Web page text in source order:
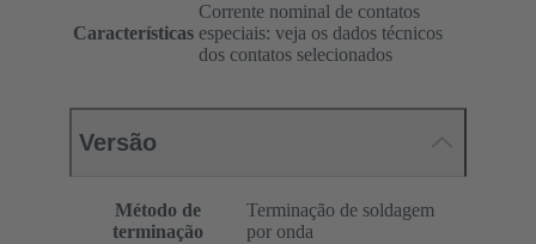
Características
Corrente nominal de contatos
especiais: veja os dados técnicos
dos contatos selecionados
Versão
Método de
terminação
Terminação de soldagem
por onda